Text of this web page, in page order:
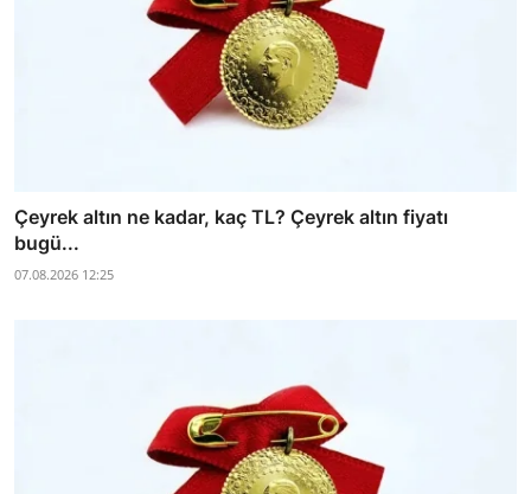
Çeyrek altın ne kadar, kaç TL? Çeyrek altın fiyatı
bugü...
07.08.2026 12:25